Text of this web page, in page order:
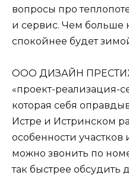
вопросы про
и сервис. Чем больше
спокойнее будет
ООО ДИЗАЙН ПРЕСТИЖ
«проект-реализация-
которая себя
Истре и Истринском
особенности
можно звонить по
так быстрее обсудить